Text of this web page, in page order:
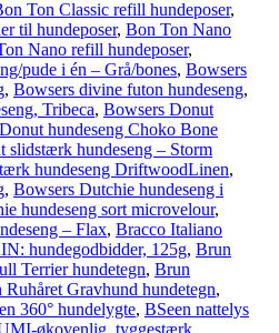
Ton Classic refill hundeposer,
til hundeposer, Bon Ton Nano
Nano refill hundeposer,
pude i én – Grå/bones, Bowsers
, Bowsers divine futon hundeseng,
Tribeca, Bowsers Donut
hundeseng Choko Bone
slidstærk hundeseng – Storm
hundeseng DriftwoodLinen,
, Bowsers Dutchie hundeseng i
hundeseng sort microvelour,
– Flax, Bracco Italiano
hundegodbidder, 125g, Brun
Terrier hundetegn, Brun
Ruhåret Gravhund hundetegn,
360° hundelygte, BSeen nattelys
økovenlig, tyggestærk